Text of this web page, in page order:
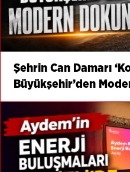
Şehrin Can Damarı
Büyükşehir’den